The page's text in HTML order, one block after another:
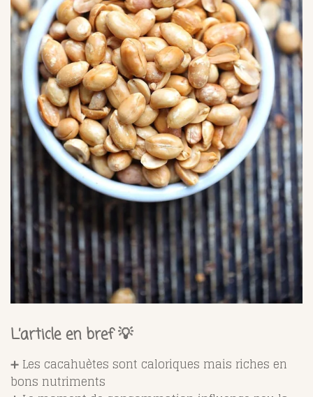
L’article en bref 💡
➕ Les cacahuètes sont caloriques mais riches en
bons nutriments